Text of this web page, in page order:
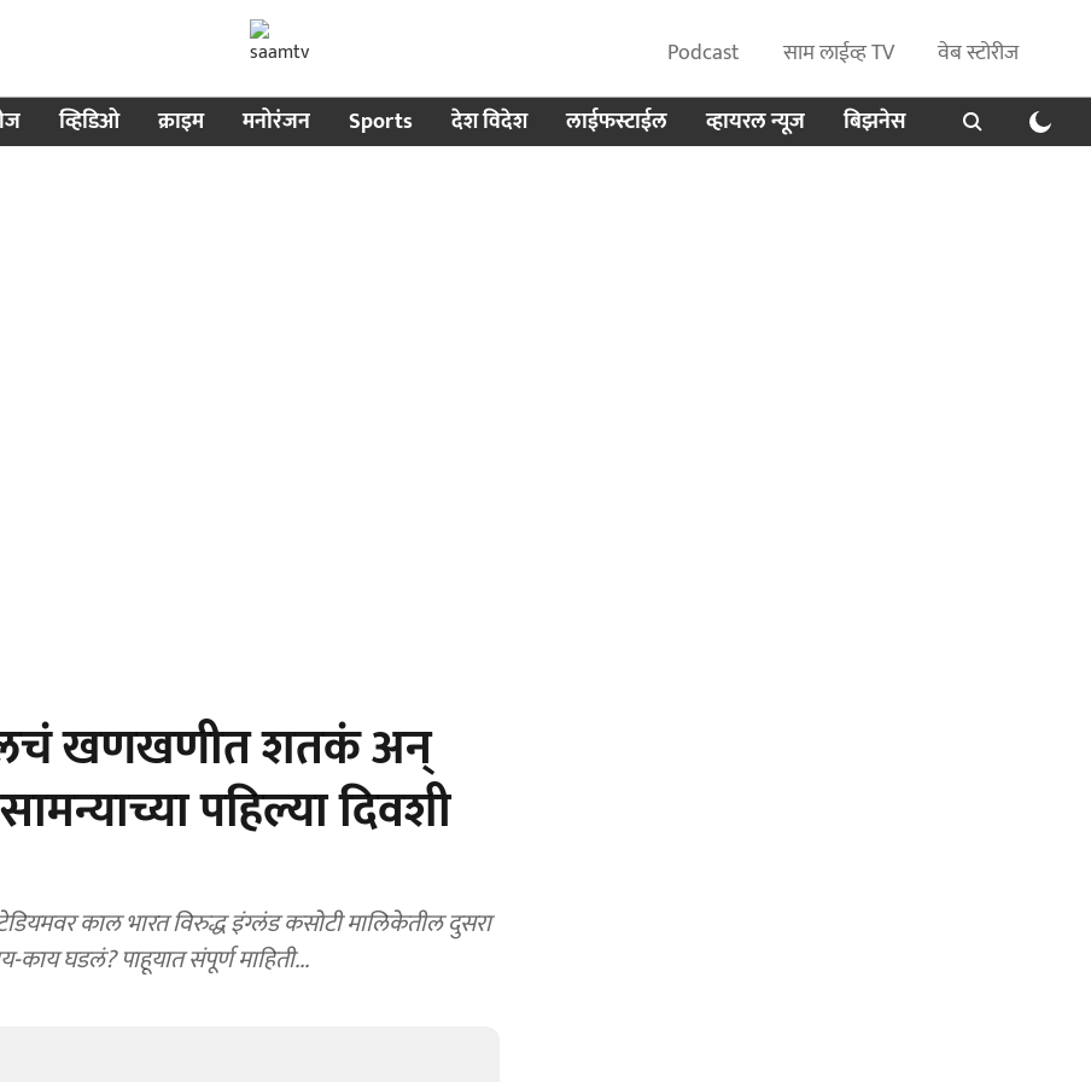
Podcast साम लाईव्ह TV
वेब स्टोरीज
व्हिडिओ क्राइम मनोरंजन Sports देश विदेश लाईफस्टाईल व्हायरल न्यूज बिझनेस
खणखणीत शतकं अन्
पहिल्या दिवशी
काल भारत विरुद्ध इंग्लंड कसोटी मालिकेतील दुसरा
काय घडलं? पाहूयात संपूर्ण माहिती...